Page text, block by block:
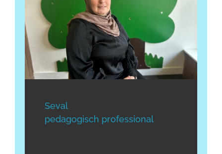
Seval
pedagogisch professional